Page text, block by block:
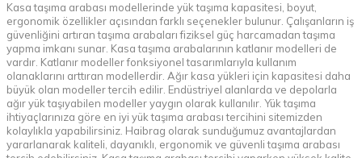
Kasa taşıma arabası modellerinde yük taşıma kapasitesi, boyut,
ergonomik özellikler açısından farklı seçenekler bulunur. Çalışanların iş
güvenliğini artıran taşıma arabaları fiziksel güç harcamadan taşıma
yapma imkanı sunar. Kasa taşıma arabalarının katlanır modelleri de
vardır. Katlanır modeller fonksiyonel tasarımlarıyla kullanım
olanaklarını arttıran modellerdir. Ağır kasa yükleri için kapasitesi daha
büyük olan modeller tercih edilir. Endüstriyel alanlarda ve depolarla
ağır yük taşıyabilen modeller yaygın olarak kullanılır. Yük taşıma
ihtiyaçlarınıza göre en iyi yük taşıma arabası tercihini sitemizden
kolaylıkla yapabilirsiniz. Haibrag olarak sunduğumuz avantajlardan
yararlanarak kaliteli, dayanıklı, ergonomik ve güvenli taşıma arabası